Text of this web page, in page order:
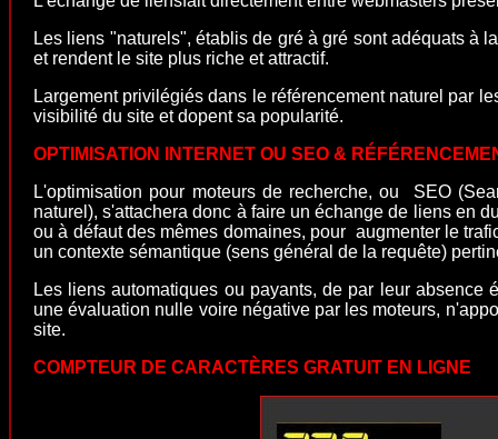
Les liens "naturels", établis de gré à gré sont adéquats à
et rendent le site plus riche et attractif.
Largement privilégiés dans le référencement naturel par
visibilité du site et dopent sa popularité.
OPTIMISATION INTERNET OU SEO &
L'optimisation pour moteurs de recherche, ou SEO
naturel ), s'attachera donc à faire un échange de liens en
ou à défaut des mêmes domaines, pour augmenter le
un contexte sémantique (sens général de la requête)
Les liens automatiques ou payants, de par leur absence
une évaluation nulle voire négative par les moteurs,
site.
COMPTEUR DE CARACTÈRES GRATUIT EN LIGNE